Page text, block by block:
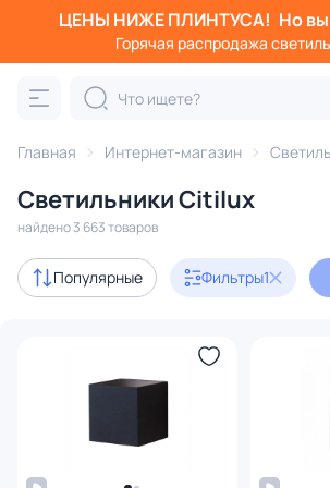
ЦЕНЫ НИЖЕ ПЛИНТУСА! Но
Горячая распродажа
Главная Интернет-магазин
Светильники Citilux
найдено 3 663 товаров
Популярные Фильтры1
Фильтры
Категория:
Люстры Подвесные светильники
В наличии 1459
Стиль